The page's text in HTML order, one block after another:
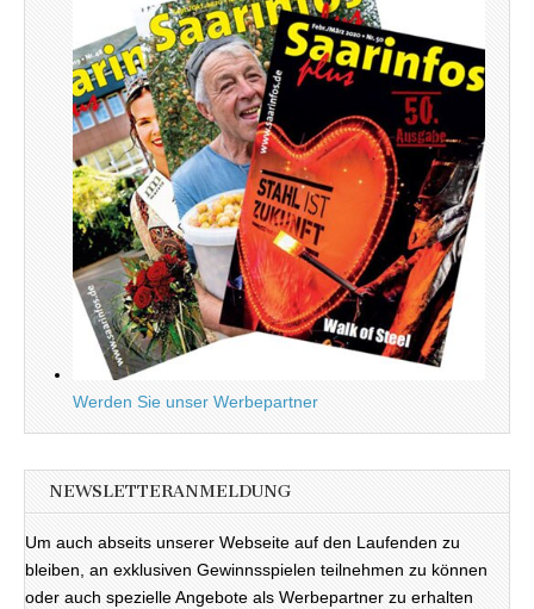
Werden Sie unser Werbepartner
NEWSLETTERANMELDUNG
Um auch abseits unserer Webseite auf den Laufenden zu
bleiben, an exklusiven Gewinnsspielen teilnehmen zu können
oder auch spezielle Angebote als Werbepartner zu erhalten